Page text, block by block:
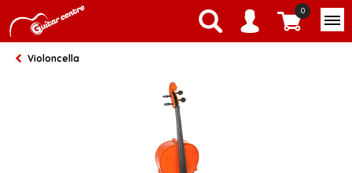
0
Violoncella